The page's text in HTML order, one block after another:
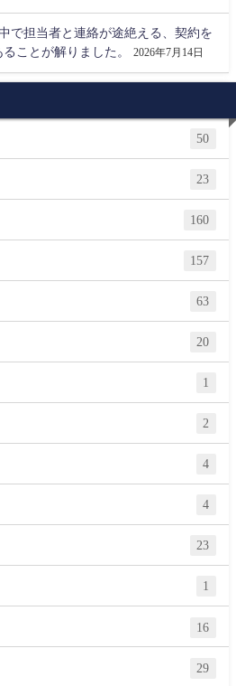
で担当者と連絡が途絶える、契約を
ことが解りました。
2026年7月14日
50
23
160
157
63
20
1
2
4
4
23
1
16
29